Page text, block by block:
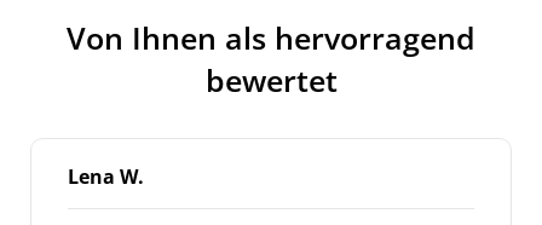
Von Ihnen als hervorragend
bewertet
Lena W.